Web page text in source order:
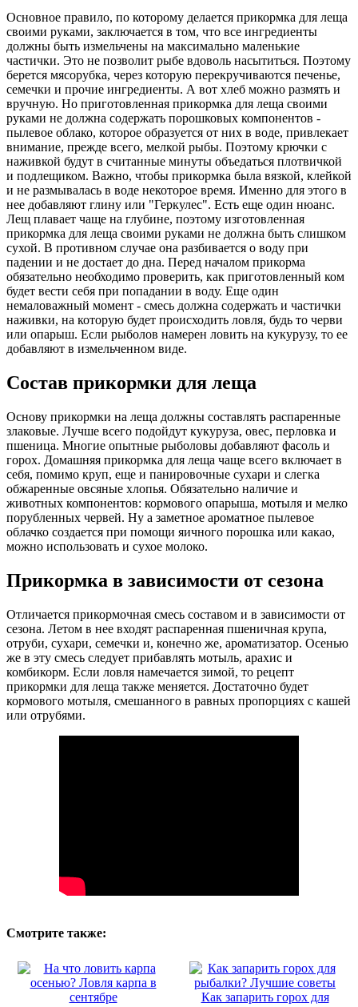
Основное правило, по которому делается прикормка для леща
своими руками, заключается в том, что все ингредиенты
должны быть измельчены на максимально маленькие
частички. Это не позволит рыбе вдоволь насытиться. Поэтому
берется мясорубка, через которую перекручиваются печенье,
семечки и прочие ингредиенты. А вот хлеб можно размять и
вручную. Но приготовленная прикормка для леща своими
руками не должна содержать порошковых компонентов -
пылевое облако, которое образуется от них в воде, привлекает
внимание, прежде всего, мелкой рыбы. Поэтому крючки с
наживкой будут в считанные минуты объедаться плотвичкой
и подлещиком. Важно, чтобы прикормка была вязкой, клейкой
и не размывалась в воде некоторое время. Именно для этого в
нее добавляют глину или "Геркулес". Есть еще один нюанс.
Лещ плавает чаще на глубине, поэтому изготовленная
прикормка для леща своими руками не должна быть слишком
сухой. В противном случае она разбивается о воду при
падении и не достает до дна. Перед началом прикорма
обязательно необходимо проверить, как приготовленный ком
будет вести себя при попадании в воду. Еще один
немаловажный момент - смесь должна содержать и частички
наживки, на которую будет происходить ловля, будь то черви
или опарыш. Если рыболов намерен ловить на кукурузу, то ее
добавляют в измельченном виде.
Состав прикормки для леща
Основу прикормки на леща должны составлять распаренные
злаковые. Лучше всего подойдут кукуруза, овес, перловка и
пшеница. Многие опытные рыболовы добавляют фасоль и
горох. Домашняя прикормка для леща чаще всего включает в
себя, помимо круп, еще и панировочные сухари и слегка
обжаренные овсяные хлопья. Обязательно наличие и
животных компонентов: кормового опарыша, мотыля и мелко
порубленных червей. Ну а заметное ароматное пылевое
облачко создается при помощи яичного порошка или какао,
можно использовать и сухое молоко.
Прикормка в зависимости от сезона
Отличается прикормочная смесь составом и в зависимости от
сезона. Летом в нее входят распаренная пшеничная крупа,
отруби, сухари, семечки и, конечно же, ароматизатор. Осенью
же в эту смесь следует прибавлять мотыль, арахис и
комбикорм. Если ловля намечается зимой, то рецепт
прикормки для леща также меняется. Достаточно будет
кормового мотыля, смешанного в равных пропорциях с кашей
или отрубями.
Смотрите также:
Как запарить горох для